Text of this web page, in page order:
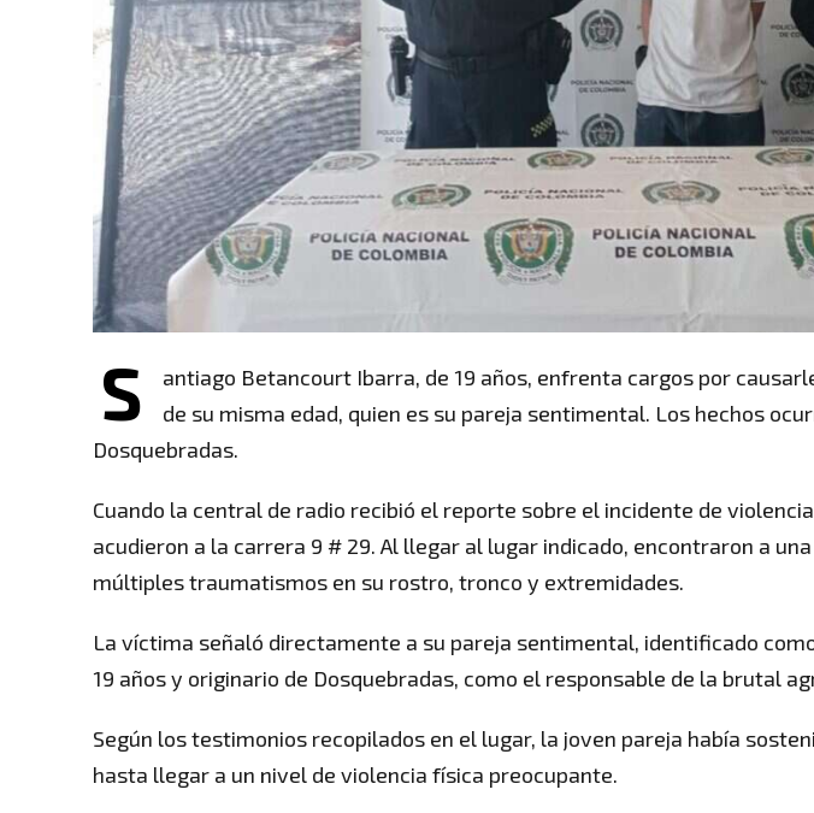
S
antiago Betancourt Ibarra, de 19 años, enfrenta cargos por
de su misma edad, quien es su pareja sentimental. Los hechos
Dosquebradas.
Cuando la central de radio recibió el reporte sobre el incidente de
acudieron a la carrera 9 # 29. Al llegar al lugar indicado, encontraron a
múltiples traumatismos en su rostro, tronco y extremidades.
La víctima señaló directamente a su pareja sentimental, identificado
19 años y originario de Dosquebradas, como el responsable de la brutal
Según los testimonios recopilados en el lugar, la joven pareja había
hasta llegar a un nivel de violencia física preocupante.